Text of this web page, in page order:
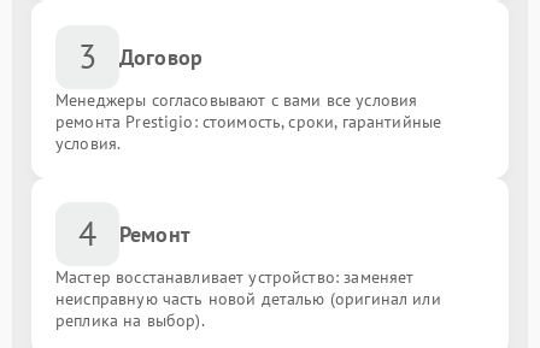
3 Договор
Менеджеры согласовывают с вами все условия
ремонта Prestigio: стоимость, сроки, гарантийные
условия.
4 Ремонт
Мастер восстанавливает устройство: заменяет
неисправную часть новой деталью (оригинал или
реплика на выбор).